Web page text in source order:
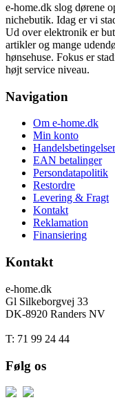
e-home.dk slog dørene
nichebutik. Idag er vi
Ud over elektronik er
artikler og mange
hønsehuse. Fokus er
højt service niveau.
Navigation
Om e-home.dk
Min konto
Handelsbetingelser
EAN betalinger
Persondatapolitik
Restordre
Levering & Fragt
Kontakt
Reklamation
Finansiering
Kontakt
e-home.dk
Gl Silkeborgvej 33
DK-8920 Randers NV
T: 71 99 24 44
Følg os